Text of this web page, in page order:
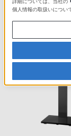
詳細については、当社の
個人情報の取扱いについ